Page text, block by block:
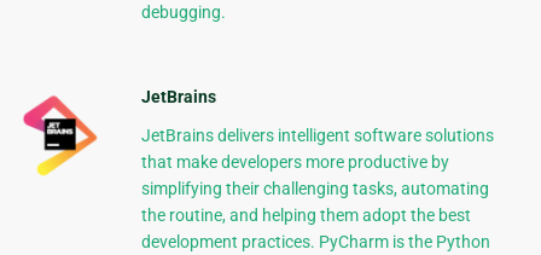
debugging.
JetBrains
JetBrains delivers intelligent software solutions
that make developers more productive by
simplifying their challenging tasks, automating
the routine, and helping them adopt the best
development practices. PyCharm is the Python